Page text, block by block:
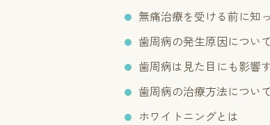
無痛治療を受ける前に知
歯周病の発生原因について
歯周病は見た目にも影響
歯周病の治療方法について
ホワイトニングとは